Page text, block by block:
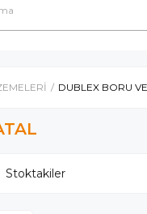
DUBLEX BORU
Stoktakiler